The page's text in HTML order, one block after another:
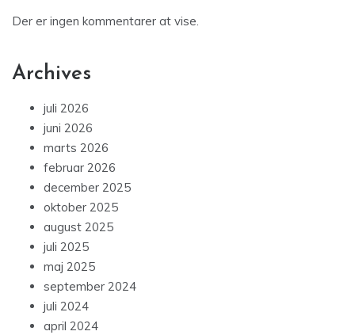
Der er ingen kommentarer at vise.
Archives
juli 2026
juni 2026
marts 2026
februar 2026
december 2025
oktober 2025
august 2025
juli 2025
maj 2025
september 2024
juli 2024
april 2024